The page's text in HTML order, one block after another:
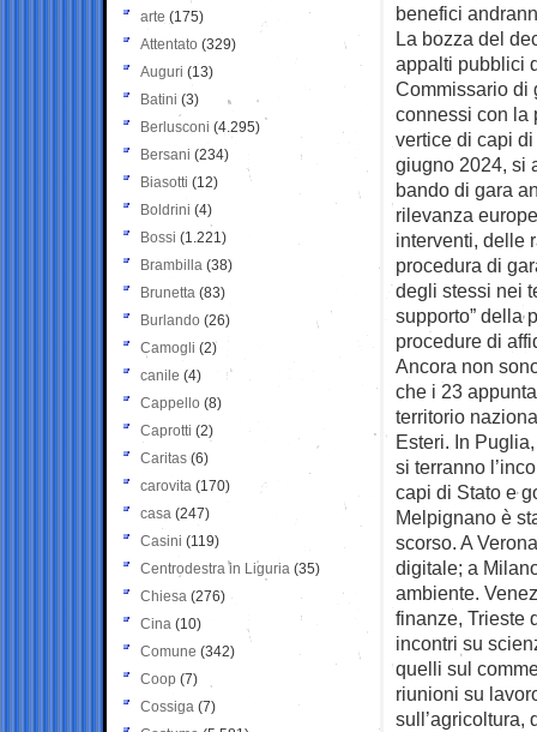
benefici
La bozza del
appalti pubblici
Commissario di
connessi con la
vertice di capi
giugno 2024, si
bando di gara
rilevanza
interventi, delle
procedura di
degli stessi nei
supporto” della
procedure di
Ancora non
che i 23
territorio
Esteri. In
si terranno
capi di Stato e
Melpignano è
scorso. A
digitale; a
ambiente.
finanze, Trieste
incontri su
quelli sul
riunioni su
sull’agricoltura,
arte (175)
Attentato (329)
Auguri (13)
Batini (3)
Berlusconi (4.295)
Bersani (234)
Biasotti (12)
Boldrini (4)
Bossi (1.221)
Brambilla (38)
Brunetta (83)
Burlando (26)
Camogli (2)
canile (4)
Cappello (8)
Caprotti (2)
Caritas (6)
carovita (170)
casa (247)
Casini (119)
Centrodestra in Liguria (35)
Chiesa (276)
Cina (10)
Comune (342)
Coop (7)
Cossiga (7)